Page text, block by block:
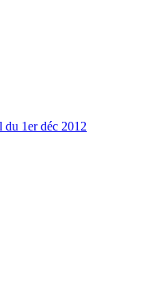
du 1er déc 2012